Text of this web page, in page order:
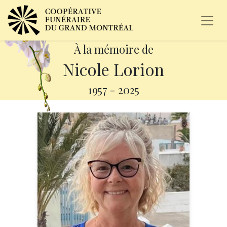
À la mémoire de
Nicole Lorion
1957 - 2025